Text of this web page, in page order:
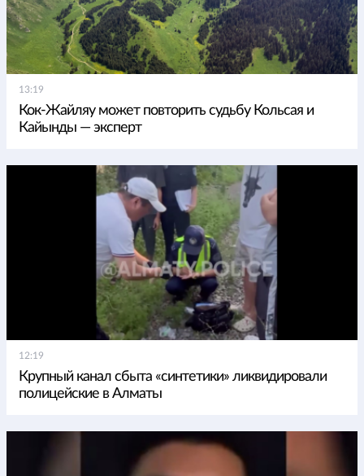
13:19
Кок-Жайляу может повторить судьбу Кольсая и
Кайынды — эксперт
12:19
Крупный канал сбыта «синтетики» ликвидировали
полицейские в Алматы